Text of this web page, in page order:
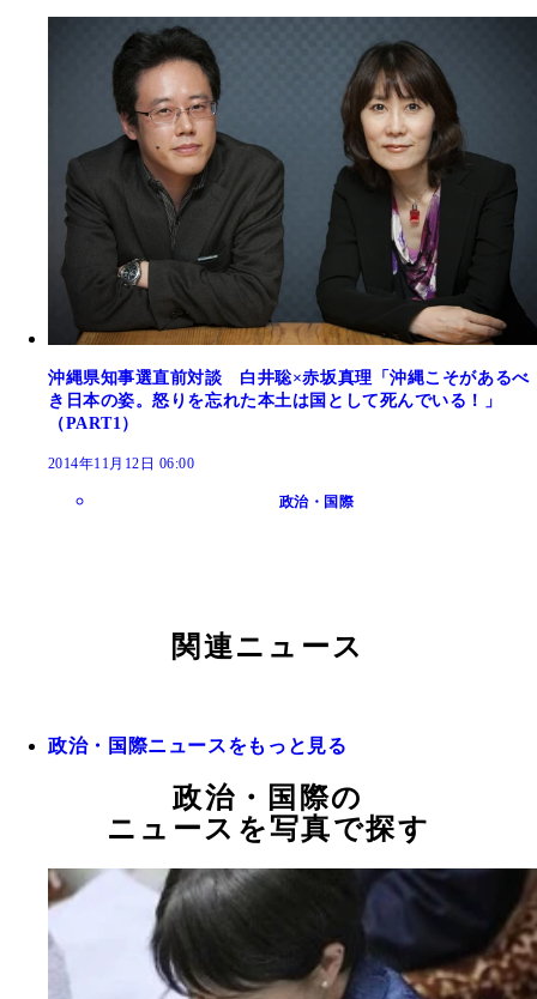
沖縄県知事選直前対談 白井聡×赤坂真理「沖縄こそがあるべ
き日本の姿。怒りを忘れた本土は国として死んでいる！」
（PART1）
2014年11月12日 06:00
政治・国際
関連ニュース
政治・国際ニュースをもっと見る
政治・国際の
ニュースを写真で探す